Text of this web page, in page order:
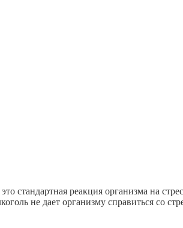
стандартная реакция организма на
не дает организму справиться со